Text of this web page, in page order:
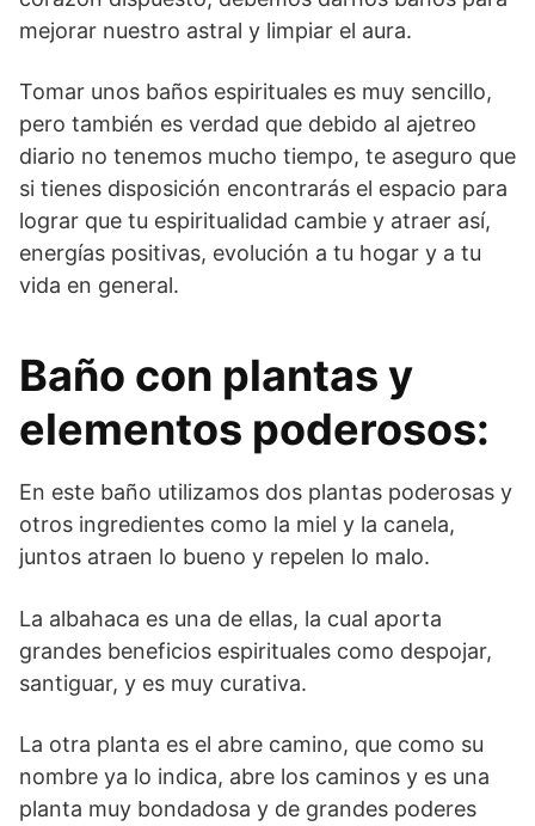
mejorar nuestro astral y limpiar el aura.
Tomar unos baños espirituales es muy sencillo,
pero también es verdad que debido al ajetreo
diario no tenemos mucho tiempo, te aseguro que
si tienes disposición encontrarás el espacio para
lograr que tu espiritualidad cambie y atraer así,
energías positivas, evolución a tu hogar y a tu
vida en general.
Baño con plantas y
elementos poderosos:
En este baño utilizamos dos plantas poderosas y
otros ingredientes como la miel y la canela,
juntos atraen lo bueno y repelen lo malo.
La albahaca es una de ellas, la cual aporta
grandes beneficios espirituales como despojar,
santiguar, y es muy curativa.
La otra planta es el abre camino, que como su
nombre ya lo indica, abre los caminos y es una
planta muy bondadosa y de grandes poderes